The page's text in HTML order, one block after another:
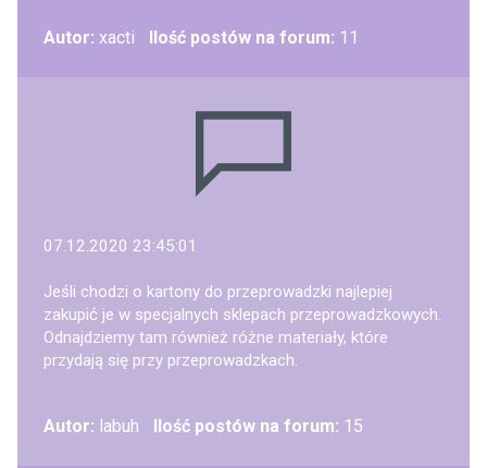
Autor: xacti Ilość postów na forum: 11
07.12.2020 23:45:01
Jeśli chodzi o kartony do przeprowadzki najlepiej
zakupić je w specjalnych sklepach przeprowadzkowych.
Odnajdziemy tam również różne materiały, które
przydają się przy przeprowadzkach.
Autor: labuh Ilość postów na forum: 15